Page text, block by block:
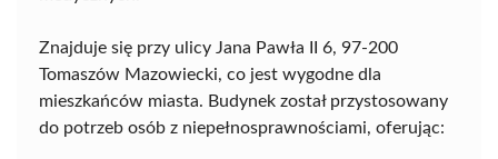
Znajduje się przy ulicy Jana Pawła II 6, 97-200
Tomaszów Mazowiecki, co jest wygodne dla
mieszkańców miasta. Budynek został przystosowany
do potrzeb osób z niepełnosprawnościami, oferując: